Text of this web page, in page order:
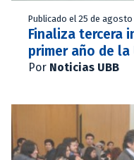
Publicado el 25 de agosto
Finaliza tercera
primer año de la
Por Noticias UBB